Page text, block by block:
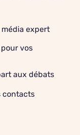
expert
vos
aux débats
contacts